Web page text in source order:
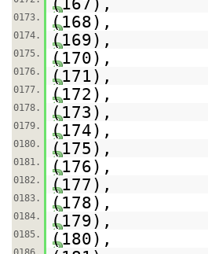
0173. (168),
0174. (169),
0175. (170),
0176. (171),
0177. (172),
0178. (173),
0179. (174),
0180. (175),
0181. (176),
0182. (177),
0183. (178),
0184. (179),
0185. (180),